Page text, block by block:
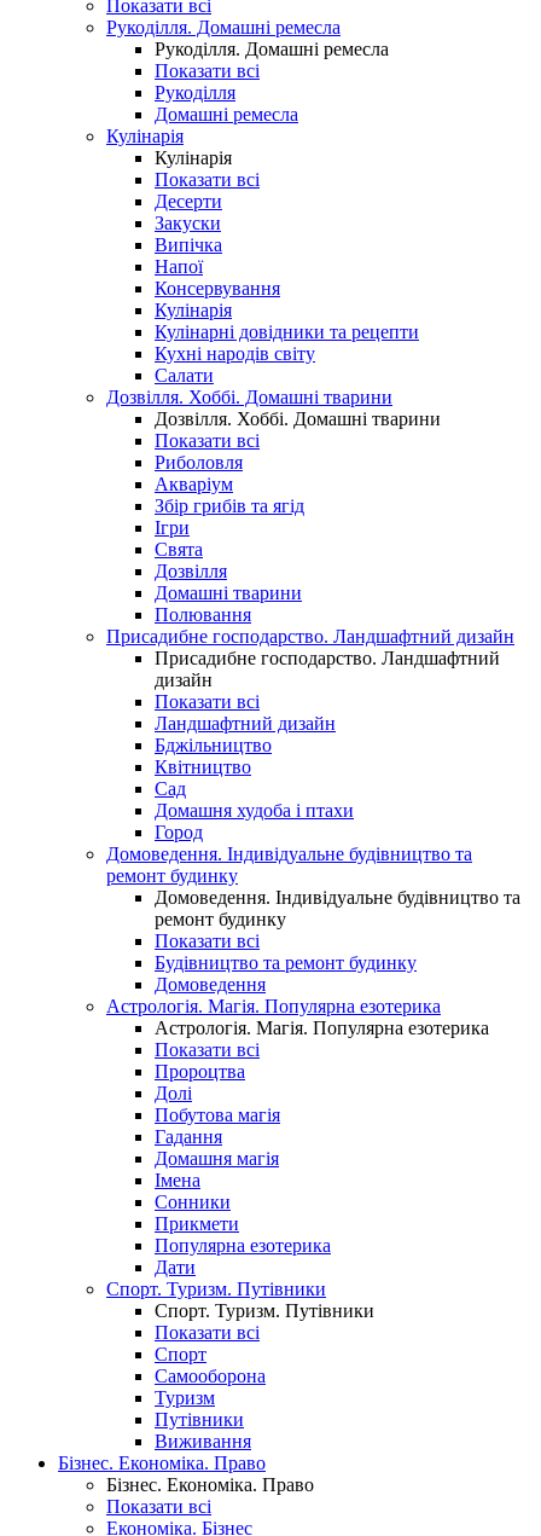
Показати всі
Рукоділля. Домашні ремесла
Рукоділля. Домашні ремесла
Показати всі
Рукоділля
Домашні ремесла
Кулінарія
Кулінарія
Показати всі
Десерти
Закуски
Випічка
Напої
Консервування
Кулінарія
Кулінарні довідники та рецепти
Кухні народів світу
Салати
Дозвілля. Хоббі. Домашні тварини
Дозвілля. Хоббі. Домашні тварини
Показати всі
Риболовля
Акваріум
Збір грибів та ягід
Ігри
Свята
Дозвілля
Домашні тварини
Полювання
Присадибне господарство. Ландшафтний дизайн
Присадибне господарство. Ландшафтний
дизайн
Показати всі
Ландшафтний дизайн
Бджільництво
Квітництво
Сад
Домашня худоба і птахи
Город
Домоведення. Індивідуальне будівництво та
ремонт будинку
Домоведення. Індивідуальне будівництво та
ремонт будинку
Показати всі
Будівництво та ремонт будинку
Домоведення
Астрологія. Магія. Популярна езотерика
Астрологія. Магія. Популярна езотерика
Показати всі
Пророцтва
Долі
Побутова магія
Гадання
Домашня магія
Імена
Сонники
Прикмети
Популярна езотерика
Дати
Спорт. Туризм. Путівники
Спорт. Туризм. Путівники
Показати всі
Спорт
Самооборона
Туризм
Путівники
Виживання
Бізнес. Економіка. Право
Бізнес. Економіка. Право
Показати всі
Економіка. Бізнес